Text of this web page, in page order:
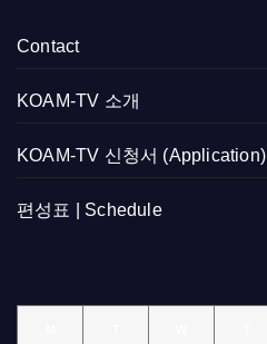
Contact
KOAM-TV 소개
KOAM-TV 신청서 (Application)
편성표 | Schedule